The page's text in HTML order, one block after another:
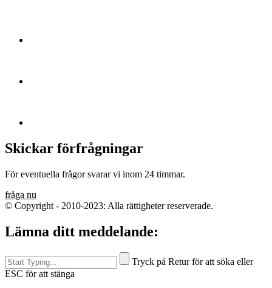
Skickar förfrågningar
För eventuella frågor svarar vi inom 24 timmar.
fråga nu
© Copyright - 2010-2023: Alla rättigheter reserverade.
Lämna ditt meddelande:
Tryck på Retur för att söka eller
ESC för att stänga